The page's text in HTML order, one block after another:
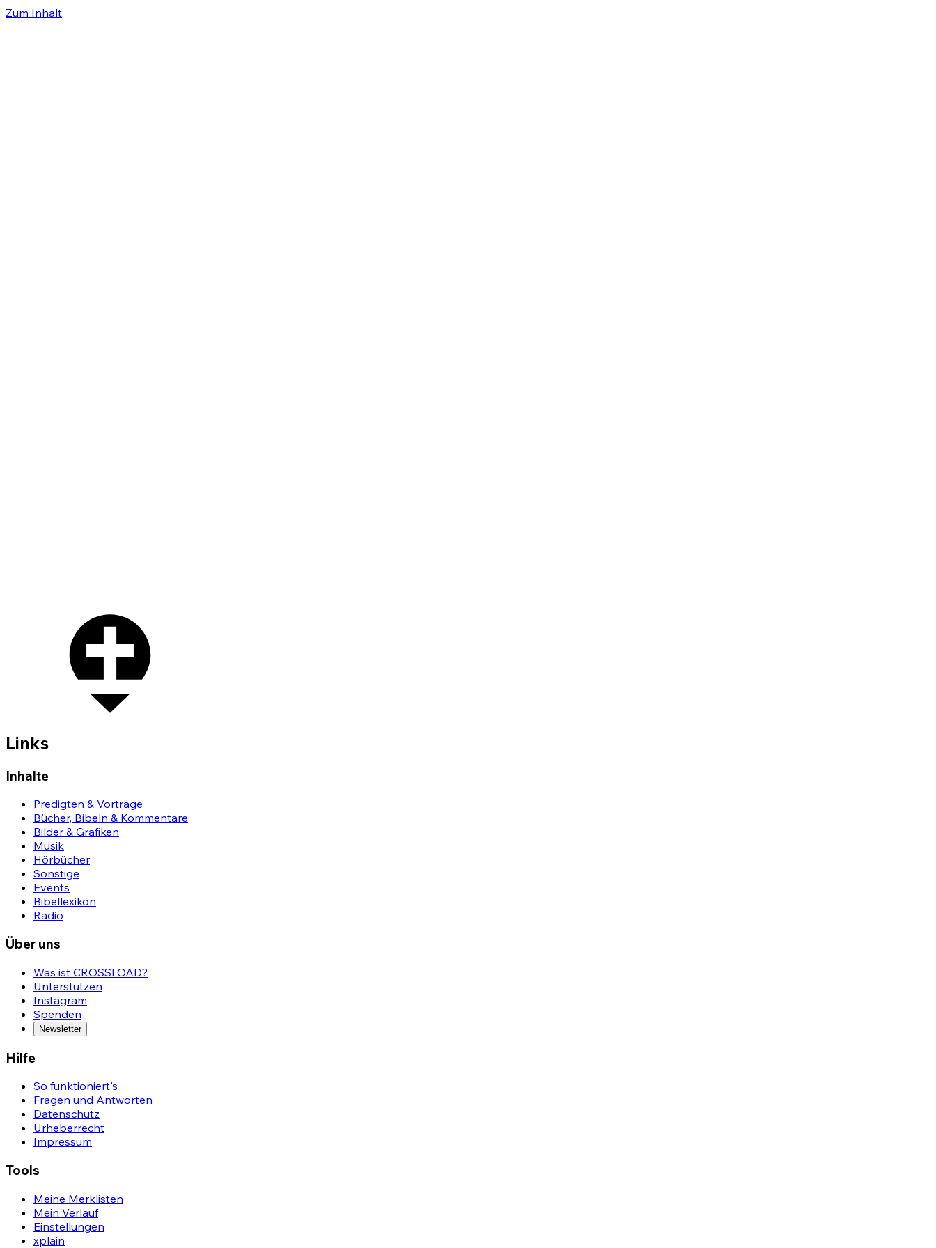
Zum Inhalt
Links
Inhalte
Predigten & Vorträge
Bücher, Bibeln & Kommentare
Bilder & Grafiken
Musik
Hörbücher
Sonstige
Events
Bibellexikon
Radio
Über uns
Was ist CROSSLOAD?
Unterstützen
Instagram
Spenden
Newsletter
Hilfe
So funktioniert's
Fragen und Antworten
Datenschutz
Urheberrecht
Impressum
Tools
Meine Merklisten
Mein Verlauf
Einstellungen
xplain